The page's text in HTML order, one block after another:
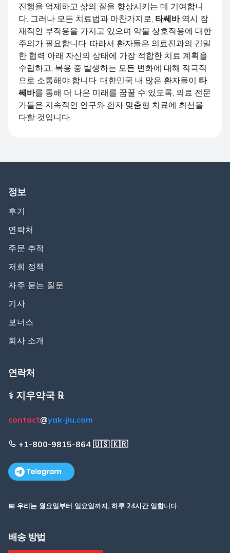
진행을 억제하고 삶의 질을 향상시키는 데 기여합니
다. 그러나 모든 치료법과 마찬가지로, 타쎄바역시 잠
재적인 부작용을 가지고 있으며 약물 상호작용에 대한
주의가 필요합니다. 따라서 환자들은 의료진과의 긴밀
한 협력 아래 자신의 상태에 가장 적합한 치료 계획을
수립하고, 복용 중 발생하는 모든 변화에 대해 적극적
으로 소통해야 합니다. 대한민국 내 많은 환자들이 타
쎄바를 통해 더 나은 미래를 꿈꿀 수 있도록, 의료 전문
가들은 지속적인 연구와 환자 맞춤형 치료에 최선을
다할 것입니다.
정보
후기
연락처
주문 추적
저희 정책
자주 묻는 질문
기사
보너스
회사 소개
연락처
⚕️ 지우약국 ℞
contact@yak-jiu.com
+1-800-9815-864 🇺🇸 🇰🇷
📅 우리는 월요일부터 일요일까지, 하루 24시간 일합니다.
배송 방법